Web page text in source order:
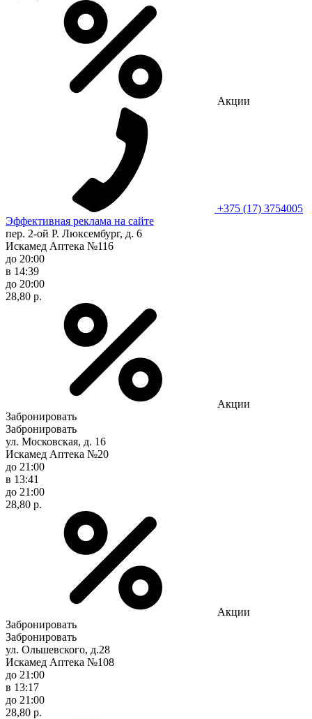
Акции
+375 (17) 3754005
Эффективная реклама на сайте
пер. 2-ой Р. Люксембург, д. 6
Искамед Аптека №116
до 20:00
в 14:39
до 20:00
28,80 р.
Акции
Забронировать
Забронировать
ул. Московская, д. 16
Искамед Аптека №20
до 21:00
в 13:41
до 21:00
28,80 р.
Акции
Забронировать
Забронировать
ул. Ольшевского, д.28
Искамед Аптека №108
до 21:00
в 13:17
до 21:00
28,80 р.